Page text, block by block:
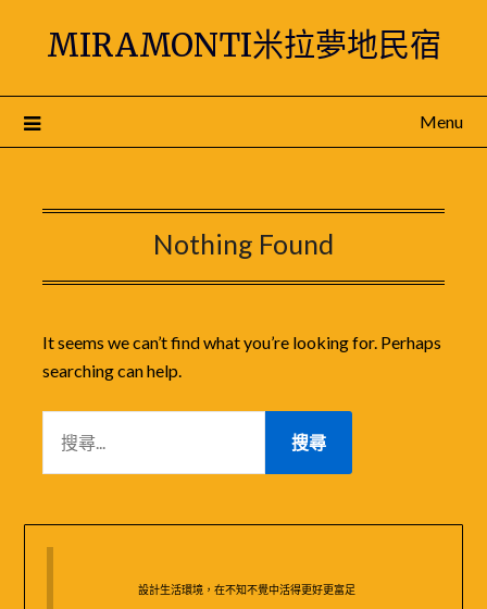
MIRAMONTI米拉夢地民宿
Menu
Nothing Found
It seems we can’t find what you’re looking for. Perhaps
searching can help.
關
設計生活環境，在不知不覺中活得更好更富足